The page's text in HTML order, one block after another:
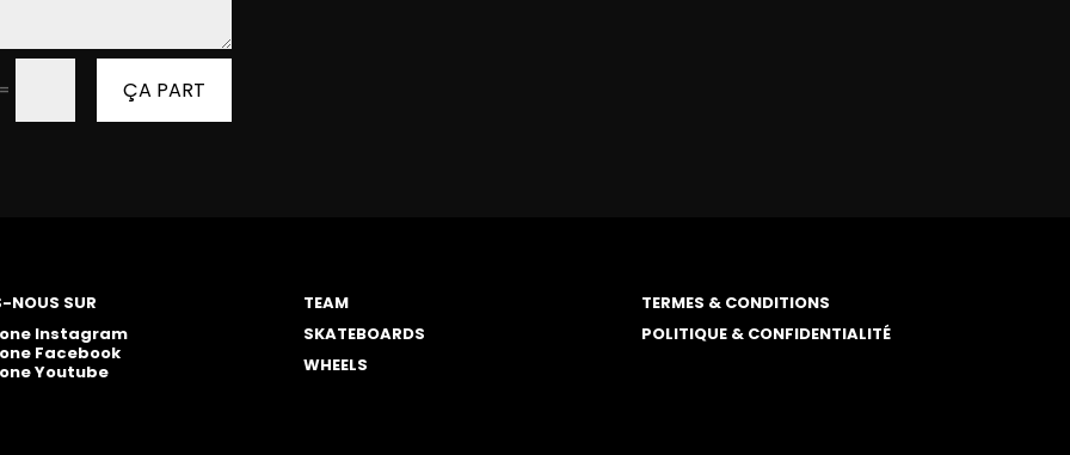
= ÇA PART
NOUS SUR
TEAM
SKATEBOARDS
WHEELS
TERMES & CONDITIONS
POLITIQUE & CONFIDENTIALITÉ